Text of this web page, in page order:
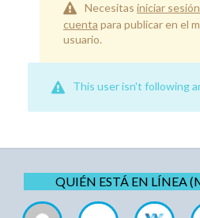
Necesitas iniciar sesión
cuenta para publicar en el
usuario.
This user isn't following
QUIÉN ESTÁ EN LÍNEA